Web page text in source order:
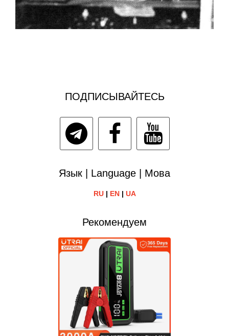
ПОДПИСЫВАЙТЕСЬ
Язык | Language | Мова
RU| EN| UA
Рекомендуем